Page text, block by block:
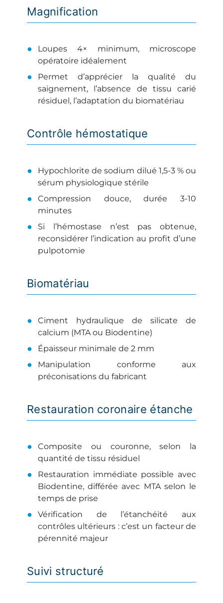
Magnification
Loupes 4× minimum, microscope
opératoire idéalement
Permet d’apprécier la qualité du
saignement, l’absence de tissu carié
résiduel, l’adaptation du biomatériau
Contrôle hémostatique
Hypochlorite de sodium dilué 1,5-3 % ou
sérum physiologique stérile
Compression douce, durée 3-10
minutes
Si l’hémostase n’est pas obtenue,
reconsidérer l’indication au profit d’une
pulpotomie
Biomatériau
Ciment hydraulique de silicate de
calcium (MTA ou Biodentine)
Épaisseur minimale de 2 mm
Manipulation conforme aux
préconisations du fabricant
Restauration coronaire étanche
Composite ou couronne, selon la
quantité de tissu résiduel
Restauration immédiate possible avec
Biodentine, différée avec MTA selon le
temps de prise
Vérification de l’étanchéité aux
contrôles ultérieurs : c’est un facteur de
pérennité majeur
Suivi structuré